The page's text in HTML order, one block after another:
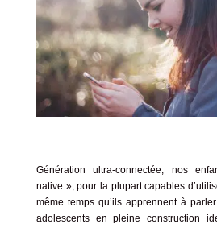
Génération ultra-connectée, nos
native », pour la plupart capables
même temps qu’ils apprennent à
adolescents en pleine construction